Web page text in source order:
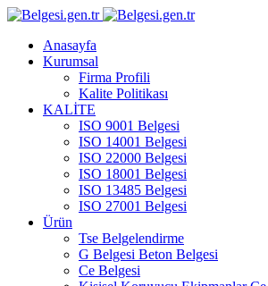
Anasayfa
Kurumsal
Firma Profili
Kalite Politikası
KALİTE
ISO 9001 Belgesi
ISO 14001 Belgesi
ISO 22000 Belgesi
ISO 18001 Belgesi
ISO 13485 Belgesi
ISO 27001 Belgesi
Ürün
Tse Belgelendirme
G Belgesi Beton Belgesi
Ce Belgesi